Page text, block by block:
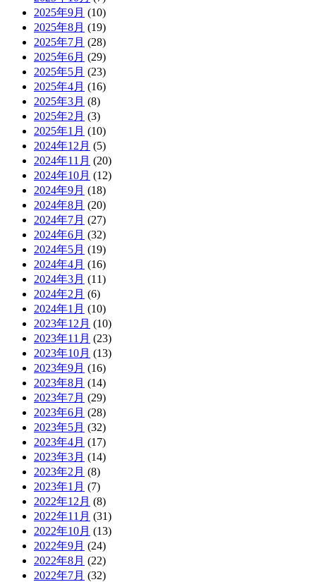
2025年9月 (10)
2025年8月 (19)
2025年7月 (28)
2025年6月 (29)
2025年5月 (23)
2025年4月 (16)
2025年3月 (8)
2025年2月 (3)
2025年1月 (10)
2024年12月 (5)
2024年11月 (20)
2024年10月 (12)
2024年9月 (18)
2024年8月 (20)
2024年7月 (27)
2024年6月 (32)
2024年5月 (19)
2024年4月 (16)
2024年3月 (11)
2024年2月 (6)
2024年1月 (10)
2023年12月 (10)
2023年11月 (23)
2023年10月 (13)
2023年9月 (16)
2023年8月 (14)
2023年7月 (29)
2023年6月 (28)
2023年5月 (32)
2023年4月 (17)
2023年3月 (14)
2023年2月 (8)
2023年1月 (7)
2022年12月 (8)
2022年11月 (31)
2022年10月 (13)
2022年9月 (24)
2022年8月 (22)
2022年7月 (32)